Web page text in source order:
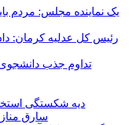
یک نماینده مجلس: مردم
رئیس کل عدلیه کرمان:
تداوم جذب
دیه شکستگی استخوان امسال به
۲ سارق